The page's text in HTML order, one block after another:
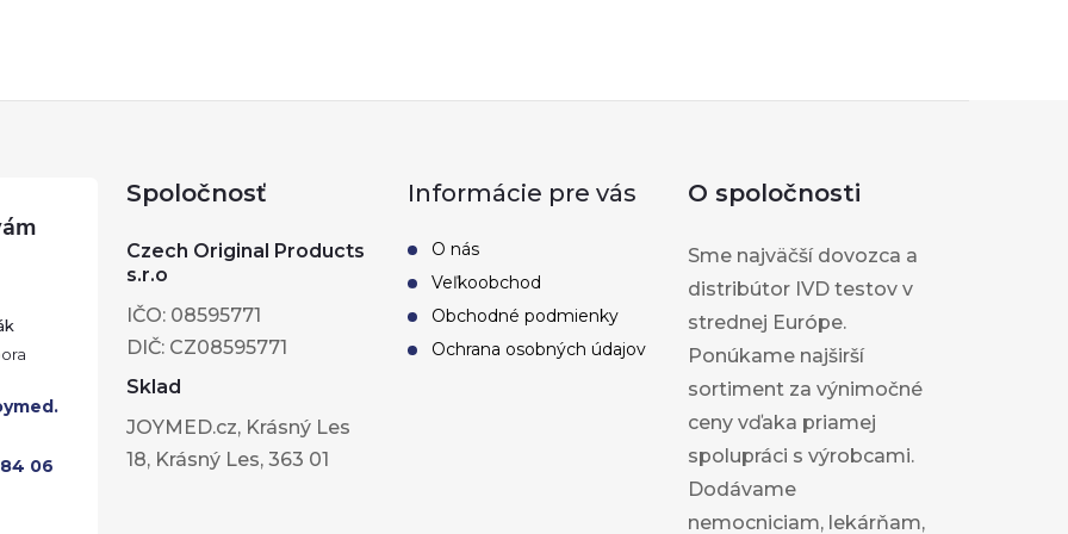
06
Spoločnosť
Czech Original Products
s.r.o
IČO: 08595771
DIČ: CZ08595771
Sklad
JOYMED.cz, Krásný Les
18, Krásný Les, 363 01
Informácie pre vás
O nás
Veľkoobchod
Obchodné podmienky
Ochrana osobných údajov
O spoločnosti
Sme najväčší dovozca a
distribútor IVD testov v
strednej Európe.
Ponúkame najširší
sortiment za výnimočné
ceny vďaka priamej
spolupráci s výrobcami.
Dodávame
nemocniciam, lekárňam,